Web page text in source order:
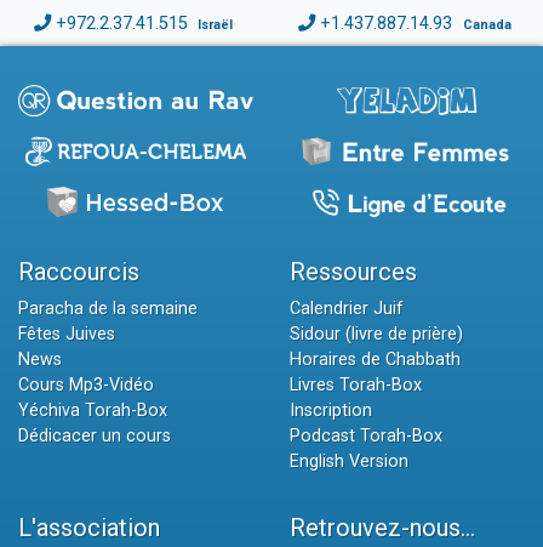
+972.2.37.41.515 Israël +1.437.887.14.93 Canada
Raccourcis
Paracha de la semaine
Fêtes Juives
News
Cours Mp3-Vidéo
Yéchiva Torah-Box
Dédicacer un cours
Ressources
Calendrier Juif
Sidour (livre de prière)
Horaires de Chabbath
Livres Torah-Box
Inscription
Podcast Torah-Box
English Version
L'association Retrouvez-nous...